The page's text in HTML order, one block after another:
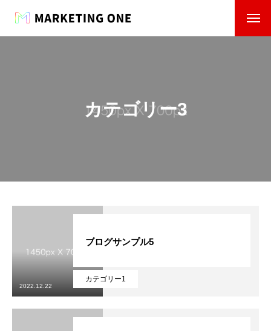
カテゴリー3
カテゴリー1
ブログサンプル5
2022.12.22